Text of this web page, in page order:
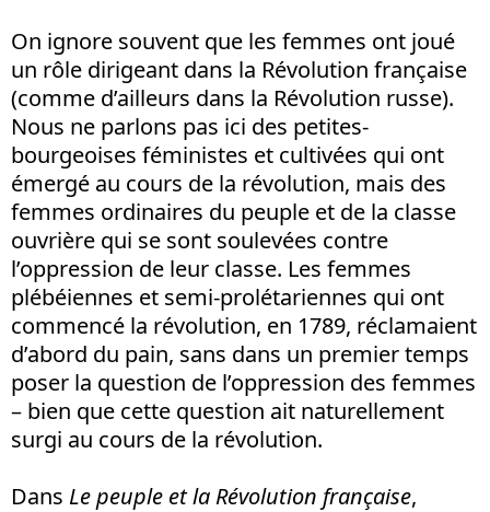
On ignore souvent que les femmes ont joué
un rôle dirigeant dans la Révolution française
(comme d’ailleurs dans la Révolution russe).
Nous ne parlons pas ici des petites-
bourgeoises féministes et cultivées qui ont
émergé au cours de la révolution, mais des
femmes ordinaires du peuple et de la classe
ouvrière qui se sont soulevées contre
l’oppression de leur classe. Les femmes
plébéiennes et semi-prolétariennes qui ont
commencé la révolution, en 1789, réclamaient
d’abord du pain, sans dans un premier temps
poser la question de l’oppression des femmes
– bien que cette question ait naturellement
surgi au cours de la révolution.
Dans Le peuple et la Révolution française,